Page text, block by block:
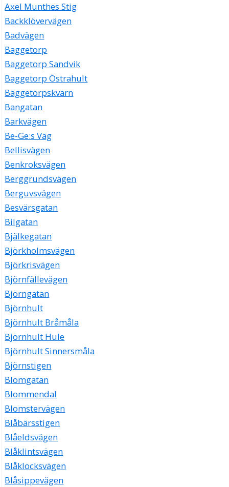
Axel Munthes Stig
Backklövervägen
Badvägen
Baggetorp
Baggetorp Sandvik
Baggetorp Östrahult
Baggetorpskvarn
Bangatan
Barkvägen
Be-Ge:s Väg
Bellisvägen
Benkroksvägen
Berggrundsvägen
Berguvsvägen
Besvärsgatan
Bilgatan
Bjälkegatan
Björkholmsvägen
Björkrisvägen
Björnfällevägen
Björngatan
Björnhult
Björnhult Bråmåla
Björnhult Hule
Björnhult Sinnersmåla
Björnstigen
Blomgatan
Blommendal
Blomstervägen
Blåbärsstigen
Blåeldsvägen
Blåklintsvägen
Blåklocksvägen
Blåsippevägen